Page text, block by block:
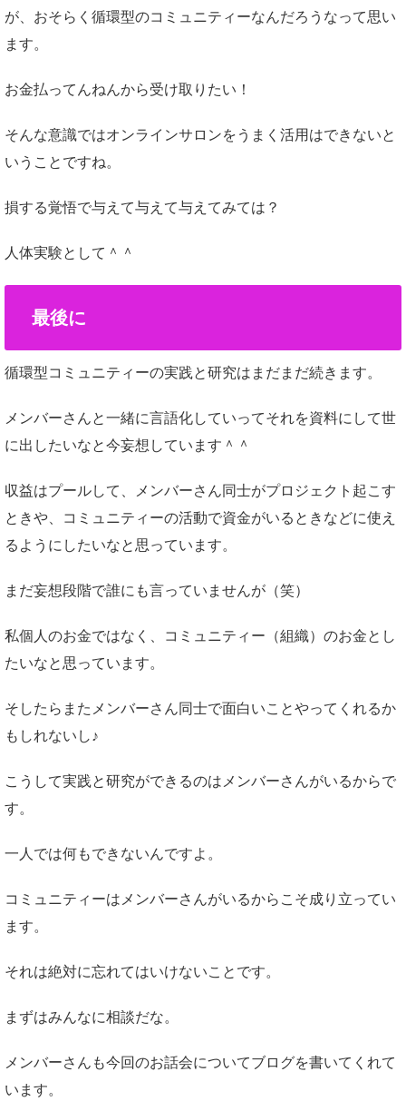
が、おそらく循環型のコミュニティーなんだろうなって思い
ます。
お金払ってんねんから受け取りたい！
そんな意識ではオンラインサロンをうまく活用はできないと
いうことですね。
損する覚悟で与えて与えて与えてみては？
人体実験として＾＾
最後に
循環型コミュニティーの実践と研究はまだまだ続きます。
メンバーさんと一緒に言語化していってそれを資料にして世
に出したいなと今妄想しています＾＾
収益はプールして、メンバーさん同士がプロジェクト起こす
ときや、コミュニティーの活動で資金がいるときなどに使え
るようにしたいなと思っています。
まだ妄想段階で誰にも言っていませんが（笑）
私個人のお金ではなく、コミュニティー（組織）のお金とし
たいなと思っています。
そしたらまたメンバーさん同士で面白いことやってくれるか
もしれないし♪
こうして実践と研究ができるのはメンバーさんがいるからで
す。
一人では何もできないんですよ。
コミュニティーはメンバーさんがいるからこそ成り立ってい
ます。
それは絶対に忘れてはいけないことです。
まずはみんなに相談だな。
メンバーさんも今回のお話会についてブログを書いてくれて
います。